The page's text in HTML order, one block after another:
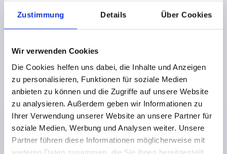
Zustimmung Details Über Cookies
Wir verwenden Cookies
Die Cookies helfen uns dabei, die Inhalte und Anzeigen
zu personalisieren, Funktionen für soziale Medien
anbieten zu können und die Zugriffe auf unsere Website
zu analysieren. Außerdem geben wir Informationen zu
Ihrer Verwendung unserer Website an unsere Partner für
soziale Medien, Werbung und Analysen weiter. Unsere
Partner führen diese Informationen möglicherweise mit
weiteren Daten zusammen, die Sie ihnen bereitgestellt
H2=11,9
GRIFFHÖHE=24 H4=27
GRIFFLÄNGE=22
5,90 €
zzgl. Versandkosten
DETAILS
K1659 HV